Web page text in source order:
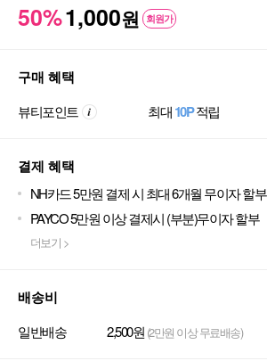
50%1,000원 회원가
구매 혜택
뷰티포인트 최대10P적립
결제 혜택
NH카드 5만원 결제 시 최대 6개월 무이자 할부
PAYCO 5만원 이상 결제시 (부분)무이자 할부
더보기 >
배송비
일반배송 2,500원 (2만원 이상 무료배송)